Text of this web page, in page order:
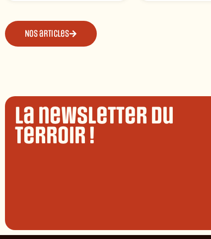
Nos articles
La newsletter du
terroir !